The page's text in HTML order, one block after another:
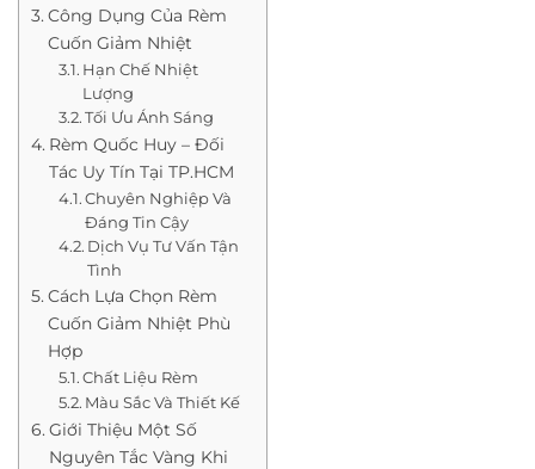
Công Dụng Của Rèm
Cuốn Giảm Nhiệt
Hạn Chế Nhiệt
Lượng
Tối Ưu Ánh Sáng
Rèm Quốc Huy – Đối
Tác Uy Tín Tại TP.HCM
Chuyên Nghiệp Và
Đáng Tin Cậy
Dịch Vụ Tư Vấn Tận
Tình
Cách Lựa Chọn Rèm
Cuốn Giảm Nhiệt Phù
Hợp
Chất Liệu Rèm
Màu Sắc Và Thiết Kế
Giới Thiệu Một Số
Nguyên Tắc Vàng Khi